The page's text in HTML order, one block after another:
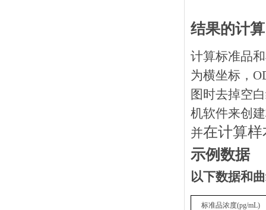
结果的计算
计算标准品
为横坐标，
图时去掉空
机软件来创
并在计算
示例数据
以下数据和
标准品浓度(pg/mL)